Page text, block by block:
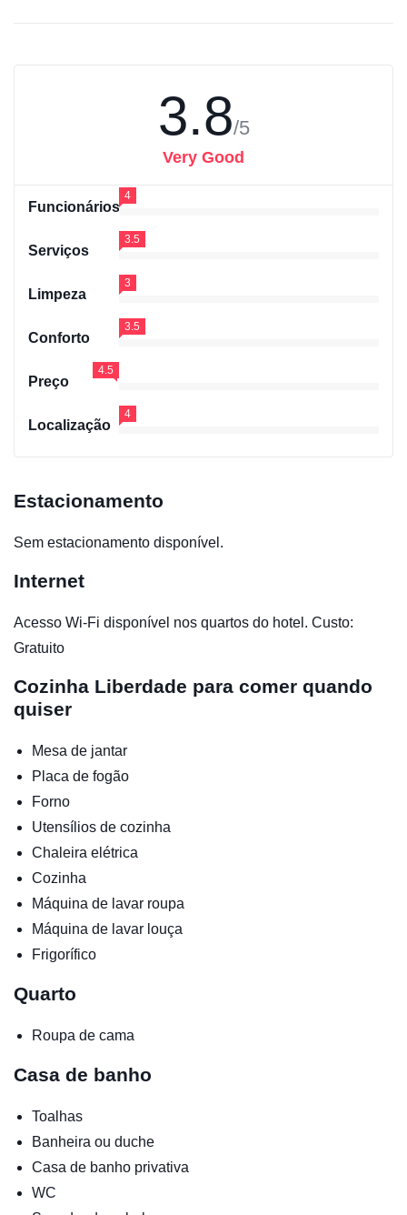
3.8/5
Very Good
Funcionários
4
Serviços
3.5
Limpeza
3
Conforto
3.5
Preço
4.5
Localização
4
Estacionamento
Sem estacionamento disponível.
Internet
Acesso Wi-Fi disponível nos quartos do hotel. Custo:
Gratuito
Cozinha Liberdade para comer quando
quiser
Mesa de jantar
Placa de fogão
Forno
Utensílios de cozinha
Chaleira elétrica
Cozinha
Máquina de lavar roupa
Máquina de lavar louça
Frigorífico
Quarto
Roupa de cama
Casa de banho
Toalhas
Banheira ou duche
Casa de banho privativa
WC